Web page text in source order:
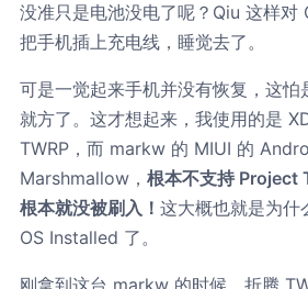
没准只是电池没电了呢？Qiu 这样对
把手机插上充电线，睡觉去了。
可是一觉起来手机并没有恢复，这
就方了。这才想起来，我使用的是
TWRP，而 markw 的 MIUI 的
Marshmallow， 根本不支持 Project
根本就没被刷入！ 这大概也就是为什
OS Installed 了。